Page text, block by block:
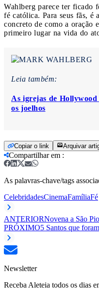
Wahlberg parece ter ficado
fé católica. Para seus fãs, é
concreto de como a oração
primeiro lugar na vida do
Leia também:
As igrejas de
os joelhos
Copiar o link Arquivar
Compartilhar em :
As palavras-chave/tags
CelebridadesCinemaFamíliaFé
ANTERIORNovena a São
PRÓXIMO5 Santos que
Newsletter
Receba Aleteia todos os dias